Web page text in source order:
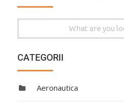
for:
CATEGORII
Aeronautica